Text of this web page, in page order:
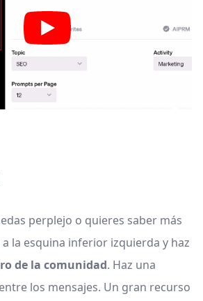
perplejo o quieres saber más
a la esquina inferior izquierda y haz
de la comunidad. Haz una
los mensajes. Un gran recurso